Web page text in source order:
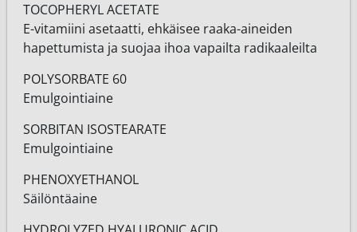
TOCOPHERYL ACETATE
E-vitamiini asetaatti, ehkäisee raaka-aineiden
hapettumista ja suojaa ihoa vapailta radikaaleilta
POLYSORBATE 60
Emulgointiaine
SORBITAN ISOSTEARATE
Emulgointiaine
PHENOXYETHANOL
Säilöntäaine